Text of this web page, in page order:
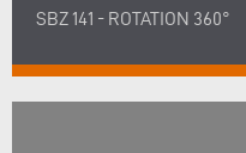
SBZ 141 - ROTATION 360°